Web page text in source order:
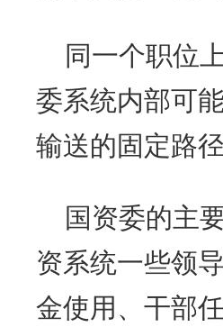
同一个职位
委系统内部可
输送的固定路径
国资委的主
资系统一些领
金使用、干部